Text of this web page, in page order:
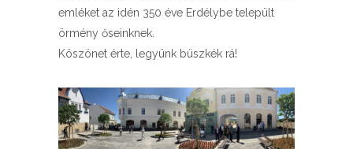
emléket az idén 350 éve Erdélybe települt
örmény őseinknek.
Köszönet érte, legyünk büszkék rá!